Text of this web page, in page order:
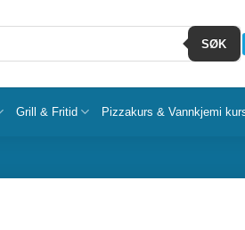
SØK
Grill & Fritid Pizzakurs & Vannkjemi